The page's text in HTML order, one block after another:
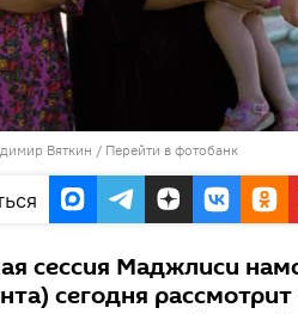
Вяткин / Перейти в фотобанк
сессия Маджлиси
сегодня